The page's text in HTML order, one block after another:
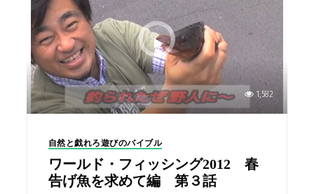
1,582
自然と戯れろ遊びのバイブル
ワールド・フィッシング2012 春
告げ魚を求めて編 第３話